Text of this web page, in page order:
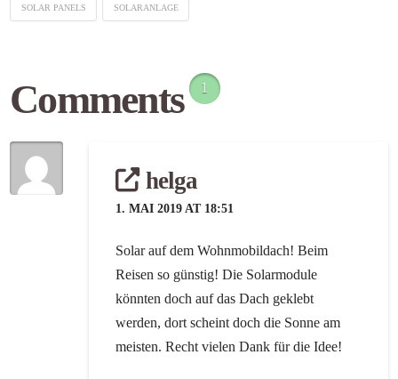
SOLAR PANELS SOLARANLAGE
Comments 1
helga
1. MAI 2019 AT 18:51
Solar auf dem Wohnmobildach! Beim
Reisen so günstig! Die Solarmodule
könnten doch auf das Dach geklebt
werden, dort scheint doch die Sonne am
meisten. Recht vielen Dank für die Idee!